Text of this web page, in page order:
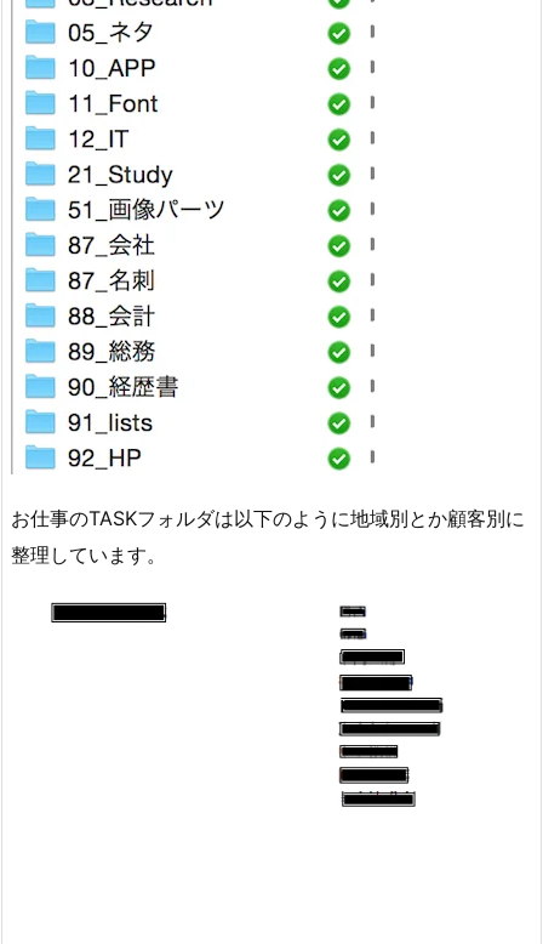
お仕事のTASKフォルダは以下のように地域別とか顧客別に
整理しています。